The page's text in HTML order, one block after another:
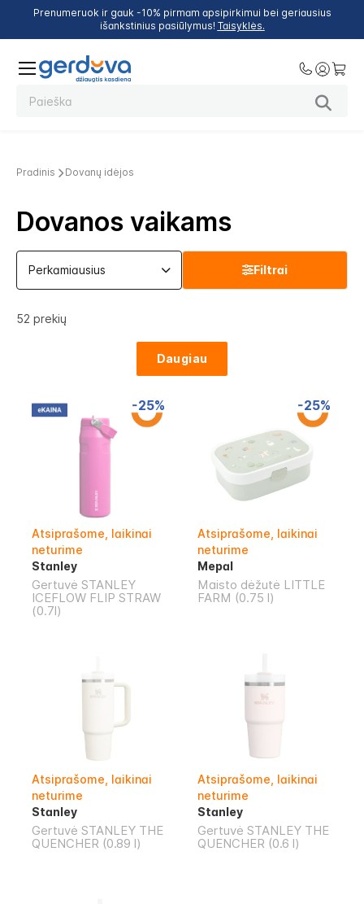
Prenumeruok ir gauk -10% pirmam apsipirkimui bei geriausius
išankstinius pasiūlymus! Taisyklės.
Pradinis Dovanų idėjos
Dovanos vaikams
52 prekių
Filtrai
Daugiau
-25%
Atsiprašome, laikinai
neturime
Stanley
Gertuvė STANLEY
ICEFLOW FLIP STRAW
(0.7l)
-25%
Atsiprašome, laikinai
neturime
Mepal
Maisto dėžutė LITTLE
FARM (0.75 l)
Atsiprašome, laikinai
neturime
Stanley
Gertuvė STANLEY THE
QUENCHER (0.89 l)
Atsiprašome, laikinai
neturime
Stanley
Gertuvė STANLEY THE
QUENCHER (0.6 l)